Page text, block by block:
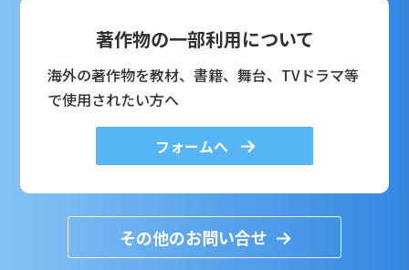
著作物の一部利用について
海外の著作物を教材、書籍、舞台、TVドラマ等
で使用されたい方へ
フォームへ
その他のお問い合せ